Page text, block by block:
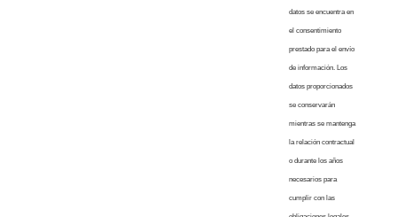
datos se encuentra en
el consentimiento
prestado para el envío
de información. Los
datos proporcionados
se conservarán
mientras se mantenga
la relación contractual
o durante los años
necesarios para
cumplir con las